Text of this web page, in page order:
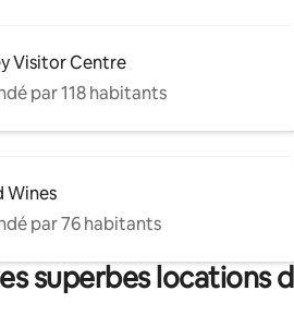
Visitor Centre
par 118 habitants
Wines
par 76 habitants
superbes locations